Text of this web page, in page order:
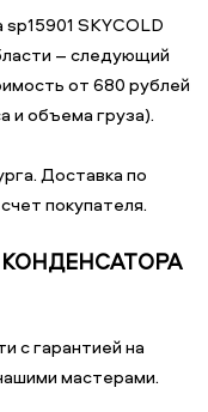
SKYCOLD
– следующий
от 680 рублей
и объема груза).
Доставка по
покупателя.
с гарантией на
мастерами.